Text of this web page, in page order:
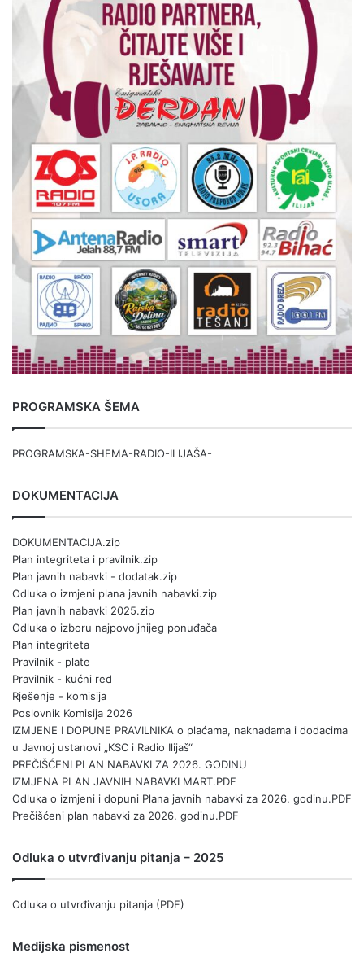
PROGRAMSKA ŠEMA
PROGRAMSKA-SHEMA-RADIO-ILIJAŠA-
DOKUMENTACIJA
DOKUMENTACIJA.zip
Plan integriteta i pravilnik.zip
Plan javnih nabavki - dodatak.zip
Odluka o izmjeni plana javnih nabavki.zip
Plan javnih nabavki 2025.zip
Odluka o izboru najpovoljnijeg ponuđača
Plan integriteta
Pravilnik - plate
Pravilnik - kućni red
Rješenje - komisija
Poslovnik Komisija 2026
IZMJENE I DOPUNE PRAVILNIKA o plaćama, naknadama i dodacima
u Javnoj ustanovi „KSC i Radio Ilijaš“
PREČIŠĆENI PLAN NABAVKI ZA 2026. GODINU
IZMJENA PLAN JAVNIH NABAVKI MART.PDF
Odluka o izmjeni i dopuni Plana javnih nabavki za 2026. godinu.PDF
Prečišćeni plan nabavki za 2026. godinu.PDF
Odluka o utvrđivanju pitanja – 2025
Odluka o utvrđivanju pitanja (PDF)
Medijska pismenost